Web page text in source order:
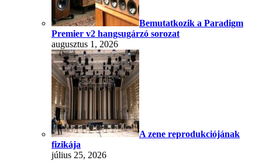
Bemutatkozik a Paradigm
Premier v2 hangsugárzó sorozat
augusztus 1, 2026
A zene reprodukciójának
fizikája
július 25, 2026